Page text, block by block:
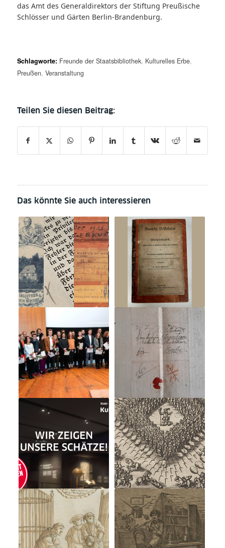
das Amt des Generaldirektors der Stiftung Preußische
Schlösser und Gärten Berlin-Brandenburg.
Schlagworte: Freunde der Staatsbibliothek, Kulturelles Erbe,
Preußen, Veranstaltung
Das könnte Sie auch interessieren